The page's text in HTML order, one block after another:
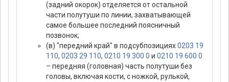
(задний окорок) отделяется от остальной
части полутуши по линии, захватывающей
самое большее последний поясничный
позвонок;
(в) "передний край" в подсубпозициях0203 19
110, 0203 29 110, 0210 19 300 0 и 0210 19 600 0
– передняя (головная) часть полутуши без
головы, включая кости, с ножкой, рулькой,